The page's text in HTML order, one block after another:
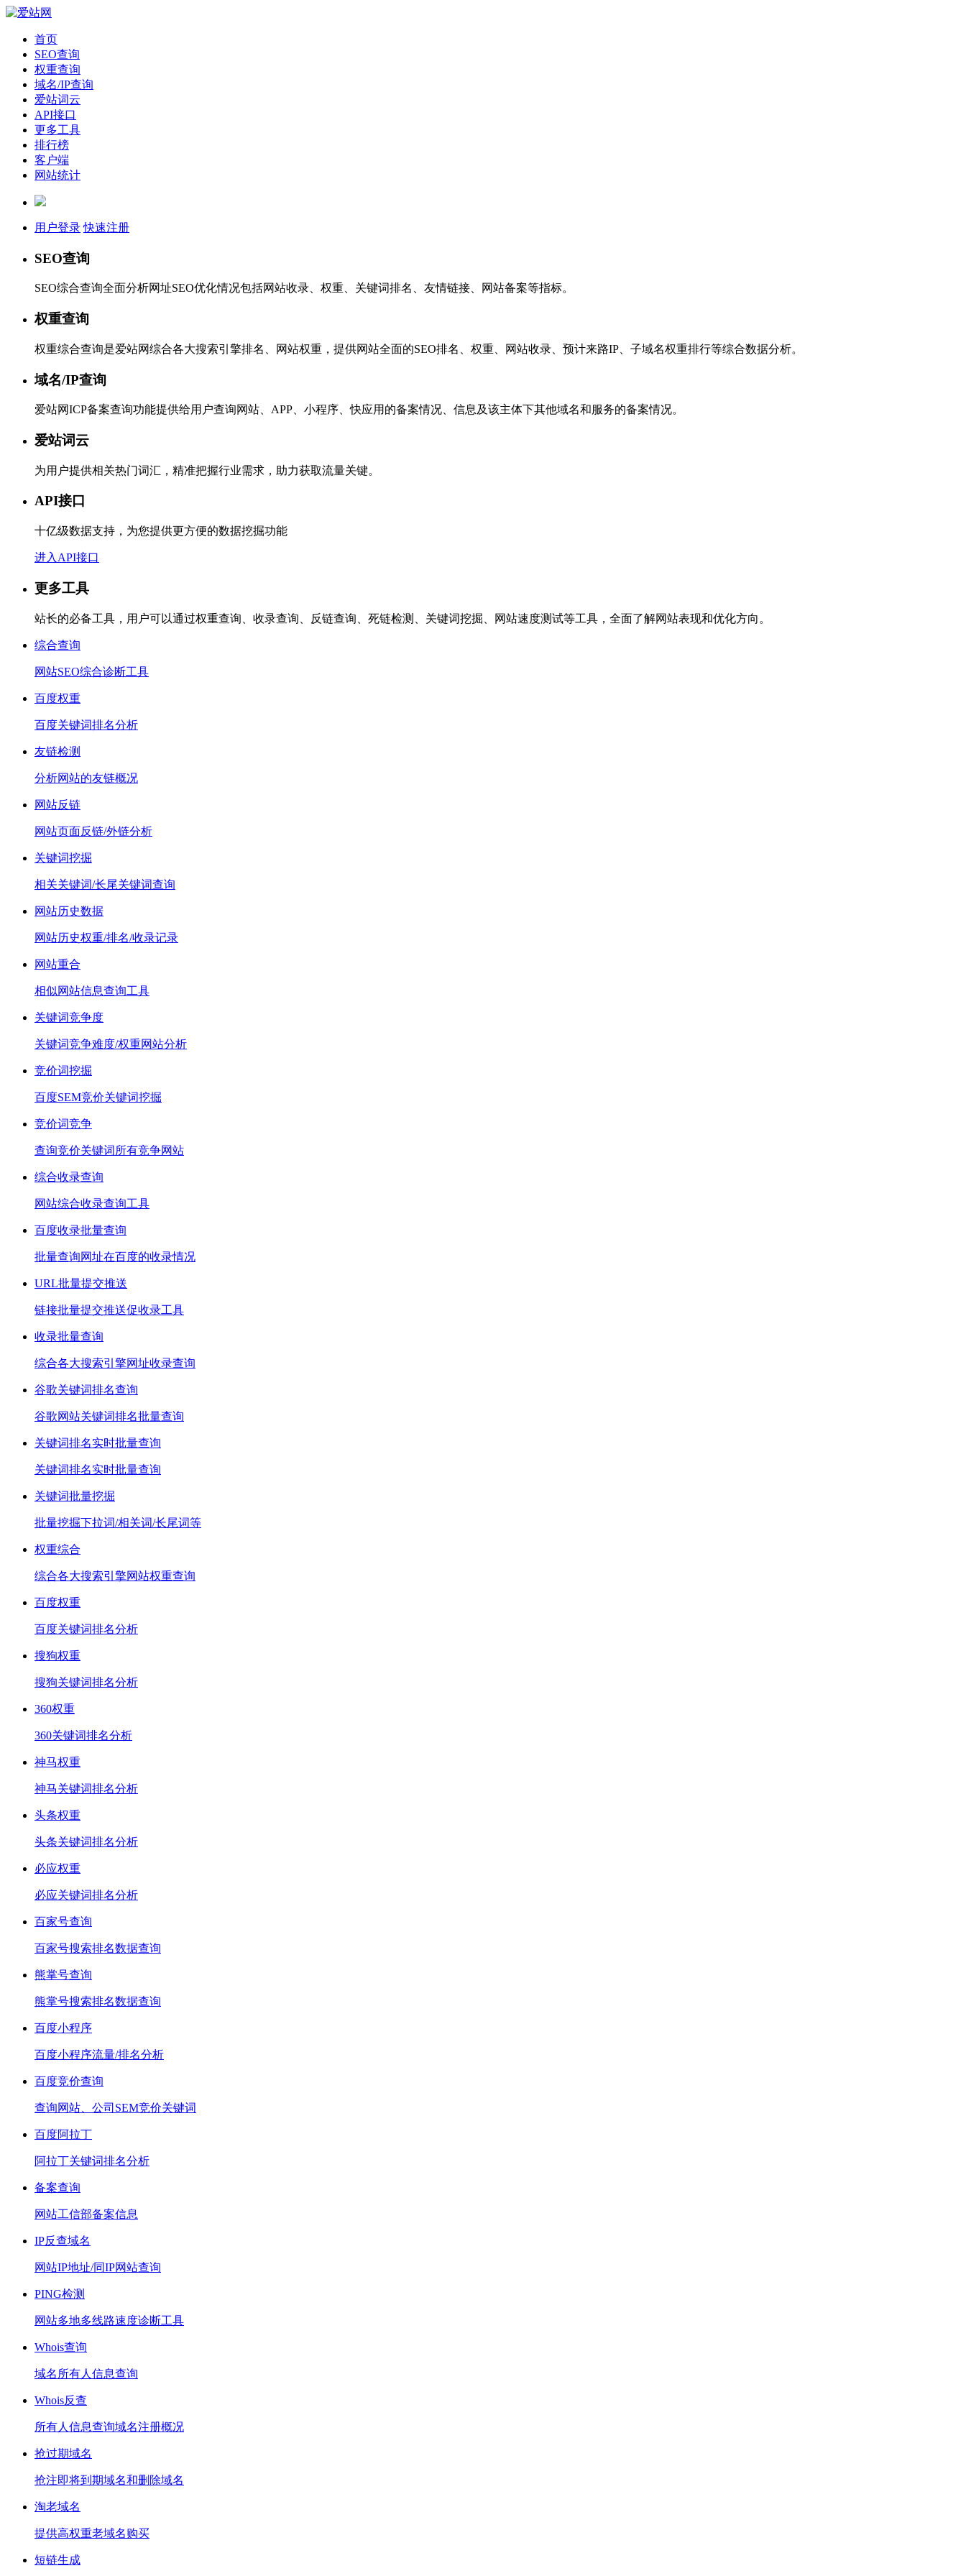
首页
SEO查询
权重查询
域名/IP查询
爱站词云
API接口
更多工具
排行榜
客户端
网站统计
用户登录 快速注册
SEO查询
SEO综合查询全面分析网址SEO优化情况包括网站收录、权重、关键词排名、友情链接、网站备案等指标。
权重查询
权重综合查询是爱站网综合各大搜索引擎排名、网站权重，提供网站全面的SEO排名、权重、网站收录、预计来路IP、子域名权重排行等综合数据分析。
域名/IP查询
爱站网ICP备案查询功能提供给用户查询网站、APP、小程序、快应用的备案情况、信息及该主体下其他域名和服务的备案情况。
爱站词云
为用户提供相关热门词汇，精准把握行业需求，助力获取流量关键。
API接口
十亿级数据支持，为您提供更方便的数据挖掘功能
进入API接口
更多工具
站长的必备工具，用户可以通过权重查询、收录查询、反链查询、死链检测、关键词挖掘、网站速度测试等工具，全面了解网站表现和优化方向。
综合查询
网站SEO综合诊断工具
百度权重
百度关键词排名分析
友链检测
分析网站的友链概况
网站反链
网站页面反链/外链分析
关键词挖掘
相关关键词/长尾关键词查询
网站历史数据
网站历史权重/排名/收录记录
网站重合
相似网站信息查询工具
关键词竞争度
关键词竞争难度/权重网站分析
竞价词挖掘
百度SEM竞价关键词挖掘
竞价词竞争
查询竞价关键词所有竞争网站
综合收录查询
网站综合收录查询工具
百度收录批量查询
批量查询网址在百度的收录情况
URL批量提交推送
链接批量提交推送促收录工具
收录批量查询
综合各大搜索引擎网址收录查询
谷歌关键词排名查询
谷歌网站关键词排名批量查询
关键词排名实时批量查询
关键词排名实时批量查询
关键词批量挖掘
批量挖掘下拉词/相关词/长尾词等
权重综合
综合各大搜索引擎网站权重查询
百度权重
百度关键词排名分析
搜狗权重
搜狗关键词排名分析
360权重
360关键词排名分析
神马权重
神马关键词排名分析
头条权重
头条关键词排名分析
必应权重
必应关键词排名分析
百家号查询
百家号搜索排名数据查询
熊掌号查询
熊掌号搜索排名数据查询
百度小程序
百度小程序流量/排名分析
百度竞价查询
查询网站、公司SEM竞价关键词
百度阿拉丁
阿拉丁关键词排名分析
备案查询
网站工信部备案信息
IP反查域名
网站IP地址/同IP网站查询
PING检测
网站多地多线路速度诊断工具
Whois查询
域名所有人信息查询
Whois反查
所有人信息查询域名注册概况
抢过期域名
抢注即将到期域名和删除域名
淘老域名
提供高权重老域名购买
短链生成